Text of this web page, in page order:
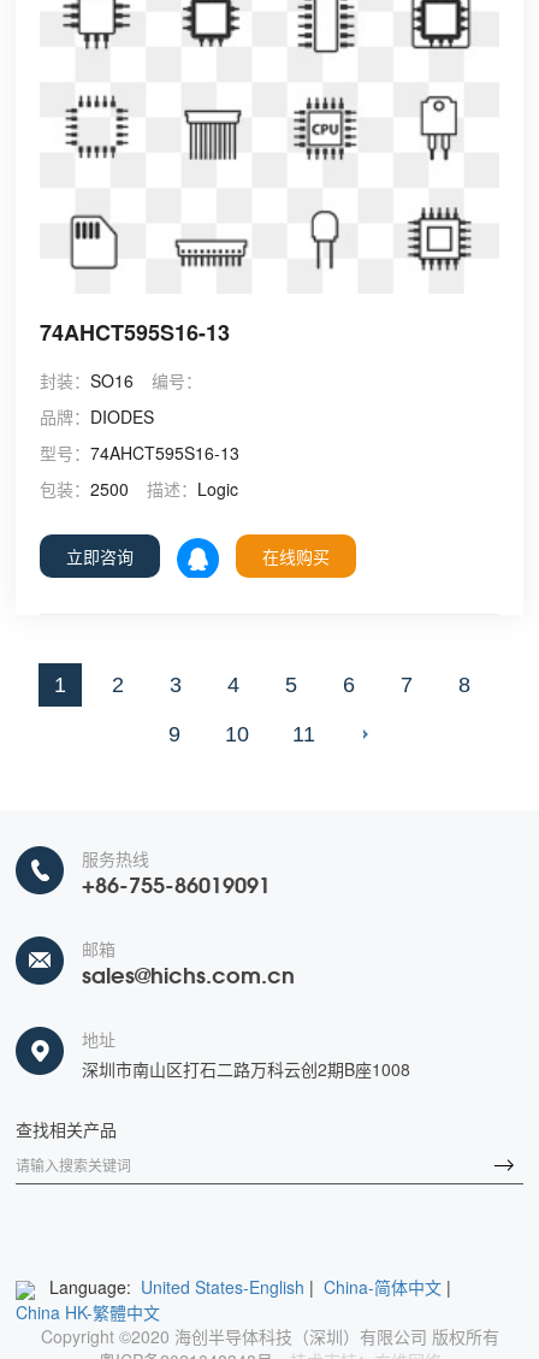
74AHCT595S16-13
封装：SO16
编号：
品牌： DIODES
型号：74AHCT595S16-13
包装：2500 描述： Logic
立即咨询 在线购买
1 2 3 4 5 6 7 8
9 10 11
服务热线
+86-755-86019091
邮箱
sales@hichs.com.cn
地址
深圳市南山区打石二路万科云创2期B座1008
查找相关产品
Language: United States-English |China-简体中文 |
China HK-繁體中文
Copyright ©2020 海创半导体科技（深圳）有限公司 版权所有